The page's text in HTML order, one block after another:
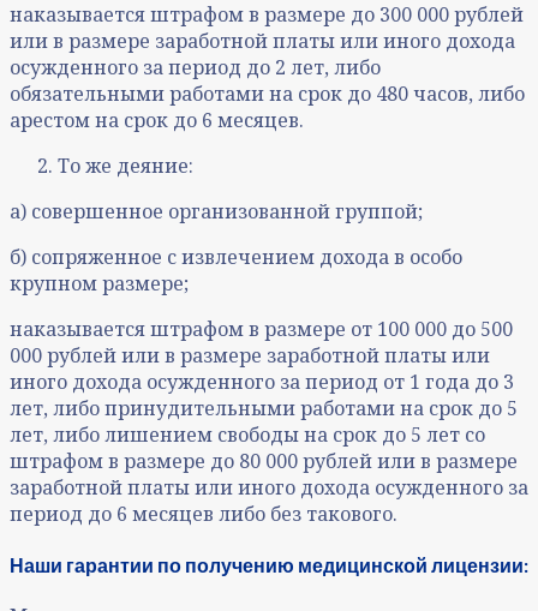
наказывается штрафом в размере до 300 000 рублей
или в размере заработной платы или иного дохода
осужденного за период до 2 лет, либо
обязательными работами на срок до 480 часов, либо
арестом на срок до 6 месяцев.
То же деяние:
а) совершенное организованной группой;
б) сопряженное с извлечением дохода в особо
крупном размере;
наказывается штрафом в размере от 100 000 до 500
000 рублей или в размере заработной платы или
иного дохода осужденного за период от 1 года до 3
лет, либо принудительными работами на срок до 5
лет, либо лишением свободы на срок до 5 лет со
штрафом в размере до 80 000 рублей или в размере
заработной платы или иного дохода осужденного за
период до 6 месяцев либо без такового.
Наши гарантии по получению медицинской лицензии: